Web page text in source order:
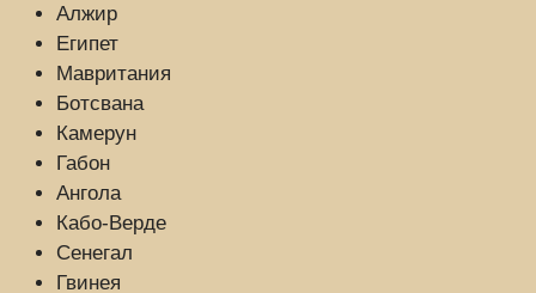
Алжир
Египет
Мавритания
Ботсвана
Камерун
Габон
Ангола
Кабо-Верде
Сенегал
Гвинея